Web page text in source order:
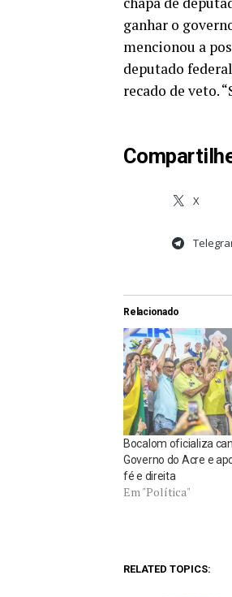
ganhar o
mencionou a
deputado
recado de veto.
X
Relacionado
Bocalom oficializa
Governo do Acre e
fé e direita
Em "Política"
RELATED TOPICS: